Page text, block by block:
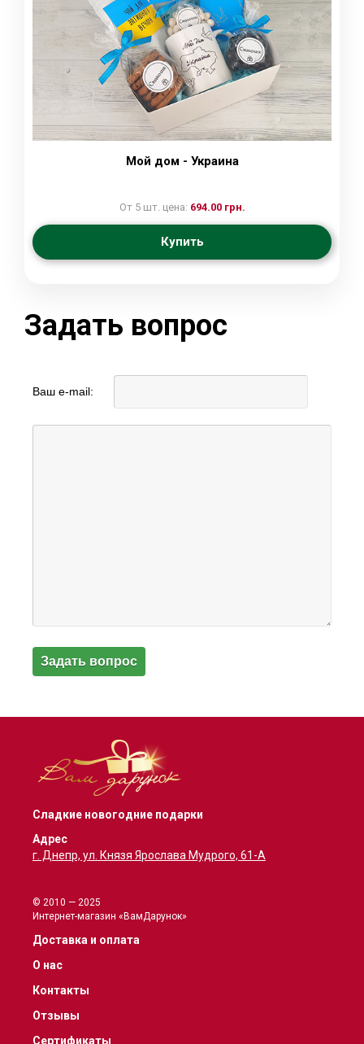
Мой дом - Украина
От 5 шт. цена: 694.00 грн.
Купить
Задать вопрос
Ваш e-mail:
Сладкие новогодние подарки
Адрес
г. Днепр, ул. Князя Ярослава Мудрого, 61-А
© 2010 — 2025
Интернет-магазин «ВамДарунок»
Доставка и оплата
О нас
Контакты
Отзывы
Сертификаты